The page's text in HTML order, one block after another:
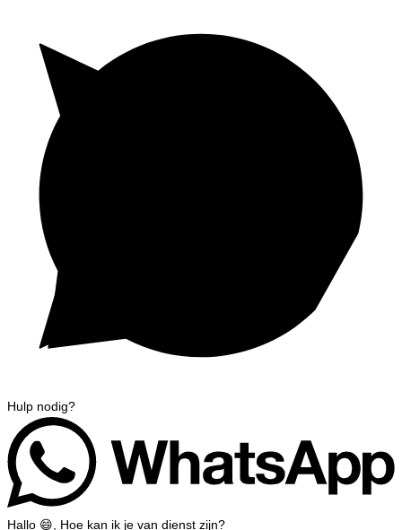
Hulp nodig?
Hallo 😄, Hoe kan ik je van dienst zijn?